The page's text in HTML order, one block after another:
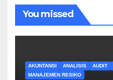
You missed
AKUNTANSI ANALISIS AUDIT
MANAJEMEN RESIKO